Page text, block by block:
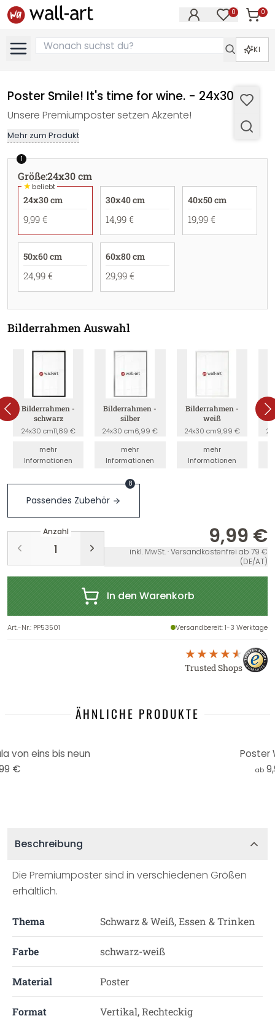
0 0
KI
Poster Smile! It's time for wine. - 24x30 cm
Unsere Premiumposter setzen Akzente!
Mehr zum Produkt
1
Größe:24x30 cm
★beliebt
24x30 cm
9,99 €
30x40 cm
14,99 €
40x50 cm
19,99 €
50x60 cm
24,99 €
60x80 cm
29,99 €
Bilderrahmen Auswahl
Bilderrahmen -
schwarz
24x30 cm11,89 €
mehr
Informationen
Bilderrahmen -
silber
24x30 cm6,99 €
mehr
Informationen
Bilderrahmen -
weiß
24x30 cm9,99 €
mehr
Informationen
Passendes Zubehör
8
Anzahl 9,99 €
inkl. MwSt. · Versandkostenfrei ab 79 €
(DE/AT)
In den Warenkorb
Art.-Nr.: PP53501 Versandbereit: 1-3 Werktage
Trusted Shops
ÄHNLICHE PRODUKTE
von eins bis neun
€
Poster
ab
Beschreibung
Die Premiumposter sind in verschiedenen Größen
erhältlich.
Thema Schwarz & Weiß, Essen & Trinken
Farbe schwarz-weiß
Material Poster
Format Vertikal, Rechteckig